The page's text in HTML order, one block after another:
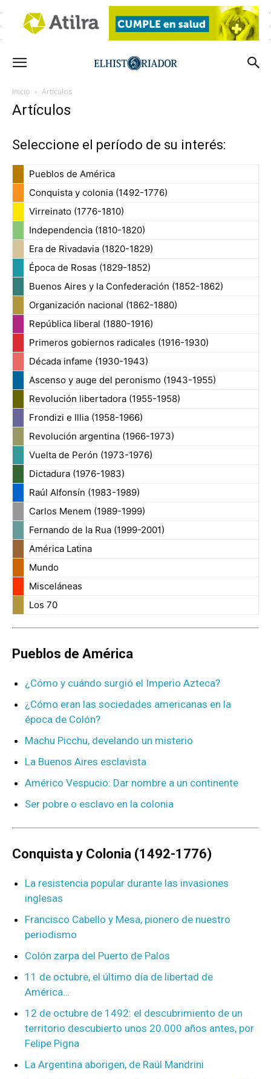
Inicio Artículos
Artículos
Seleccione el período de su interés:
Pueblos de América
Conquista y colonia (1492-1776)
Virreinato (1776-1810)
Independencia (1810-1820)
Era de Rivadavia (1820-1829)
Época de Rosas (1829-1852)
Buenos Aires y la Confederación (1852-1862)
Organización nacional (1862-1880)
República liberal (1880-1916)
Primeros gobiernos radicales (1916-1930)
Década infame (1930-1943)
Ascenso y auge del peronismo (1943-1955)
Revolución libertadora (1955-1958)
Frondizi e Illia (1958-1966)
Revolución argentina (1966-1973)
Vuelta de Perón (1973-1976)
Dictadura (1976-1983)
Raúl Alfonsín (1983-1989)
Carlos Menem (1989-1999)
Fernando de la Rua (1999-2001)
América Latina
Mundo
Misceláneas
Los 70
Pueblos de América
¿Cómo y cuándo surgió el Imperio Azteca?
¿Cómo eran las sociedades americanas en la
época de Colón?
Machu Picchu, develando un misterio
La Buenos Aires esclavista
Américo Vespucio: Dar nombre a un continente
Ser pobre o esclavo en la colonia
Conquista y Colonia (1492-1776)
La resistencia popular durante las invasiones
inglesas
Francisco Cabello y Mesa, pionero de nuestro
periodismo
Colón zarpa del Puerto de Palos
11 de octubre, el último día de libertad de
América…
12 de octubre de 1492: el descubrimiento de un
territorio descubierto unos 20.000 años antes, por
Felipe Pigna
La Argentina aborigen, de Raúl Mandrini